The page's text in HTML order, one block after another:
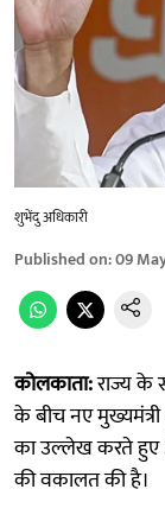
शुभेंदु अधिकारी
Published on:09
कोलकाता:राज्य के
के बीच नए मुख्यमंत्री
का उल्लेख करते हुए
की वकालत की है।